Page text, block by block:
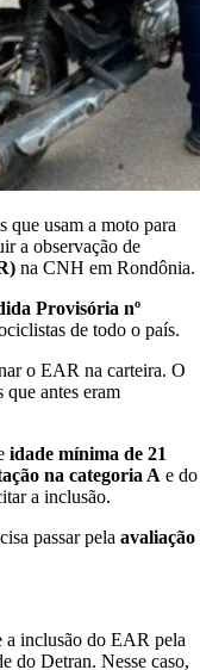
que usam a moto para
a observação de
na CNH em Rondônia.
Provisória nº
de todo o país.
o EAR na carteira. O
antes eram
idade mínima de 21
na categoria A e do
a inclusão.
passar pelaavaliação
a inclusão do EAR pela
do Detran. Nesse caso,